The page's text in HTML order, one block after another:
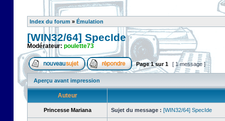
Index du forum » Émulation
[WIN32/64] SpecIde
Modérateur: poulette73
Page1sur1 [ 1 message ]
Aperçu avant impression
Auteur
Princesse Mariana Sujet du message : [WIN32/64] SpecIde